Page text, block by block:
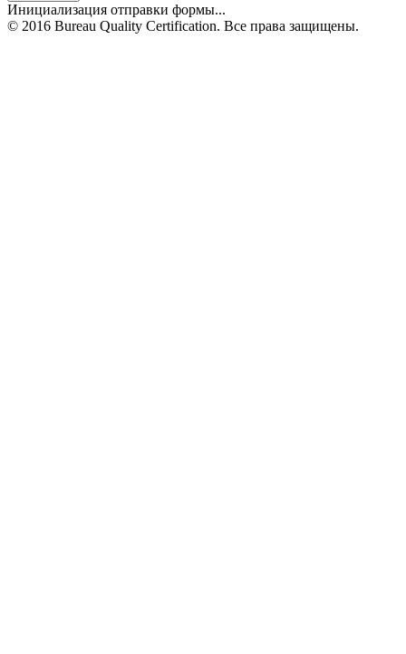
Инициализация отправки формы...
© 2016 Bureau Quality Certification. Все права защищены.